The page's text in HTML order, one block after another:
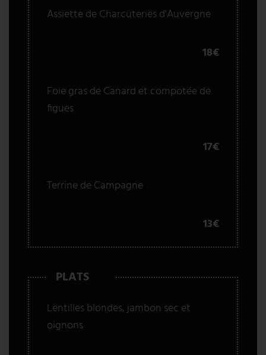
Assiette de Charcuteries d'Auvergne
18€
Foie gras de Canard et compotée de
figues
17€
Terrine de Campagne
13€
PLATS
Lentilles blondes, jambon sec et
oignons